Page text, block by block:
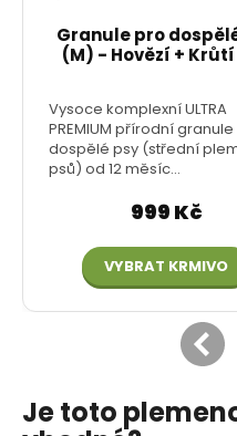
Je toto